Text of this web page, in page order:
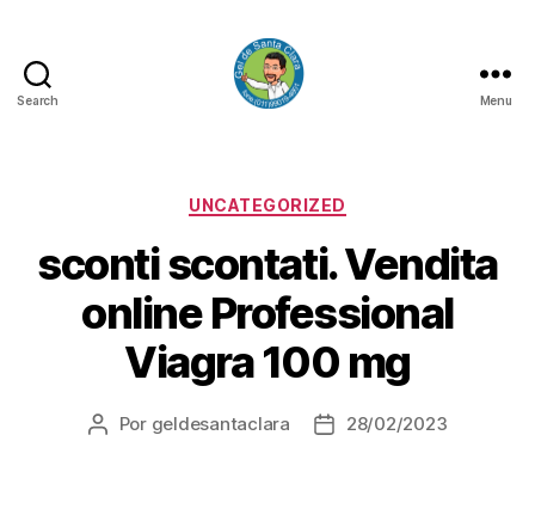
Search
CLARA
Menu
Categorias
UNCATEGORIZED
sconti scontati. Vendita
online Professional
Viagra 100 mg
Autor
Por geldesantaclara
Data28/02/2023